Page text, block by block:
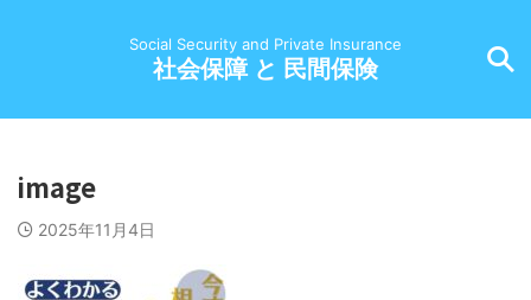
Social Security and Private Insurance
社会保障 と 民間保険
image
2025年11月4日